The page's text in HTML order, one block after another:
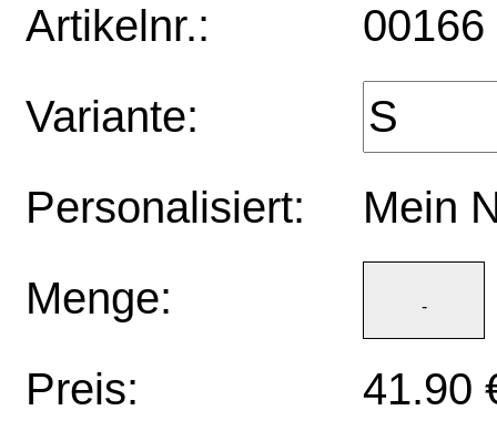
Artikelnr.:
00166
Variante:
Personalisiert:
Mein
Menge:
Preis:
41.90